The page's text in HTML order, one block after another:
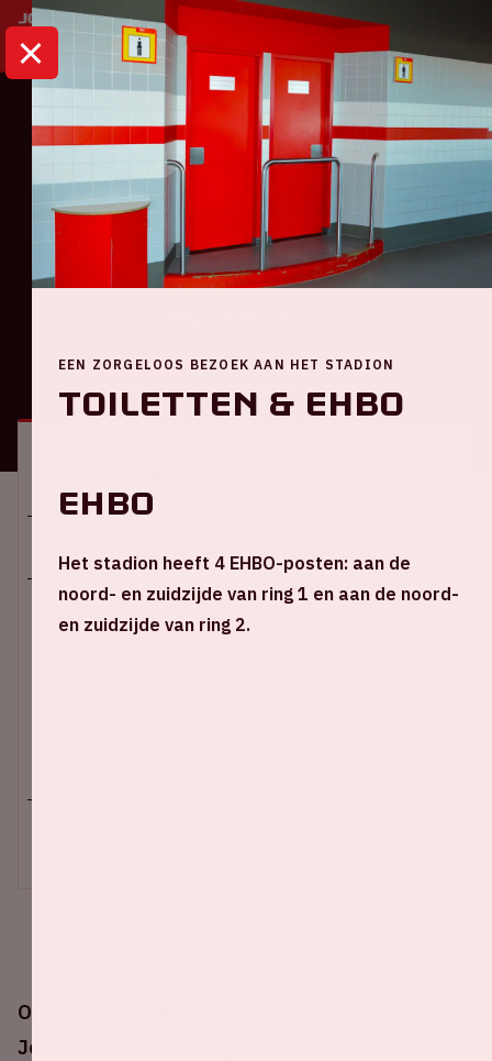
HOME KALENDER AJAX - SPARTA
Eredivisie
Ajax - Sparta
Op zondag 19 februari 2023 speelt Ajax in de
Johan Cruijff ArenA tegen Sparta Rotterdam.
EEN ZORGELOOS BEZOEK AAN HET STADION
Toiletten & EHBO
EHBO
Het stadion heeft 4 EHBO-posten: aan de
noord- en zuidzijde van ring 1 en aan de noord-
en zuidzijde van ring 2.